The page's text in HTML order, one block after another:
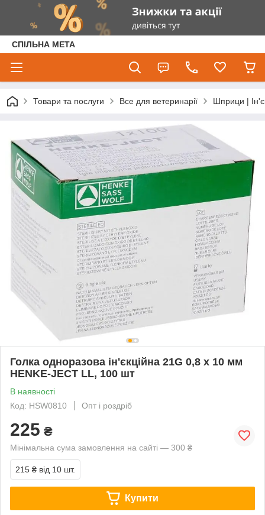
СПІЛЬНА МЕТА
Товари та послуги Все для ветеринарії Шприци |
Голка одноразова ін'єкційна 21G 0,8 х 10 мм
HENKE-JECT LL, 100 шт
В наявності
Код: HSW0810
Опт і роздріб
225 ₴
Мінімальна сума замовлення на сайті — 300 ₴
215 ₴ від 10 шт.
Купити